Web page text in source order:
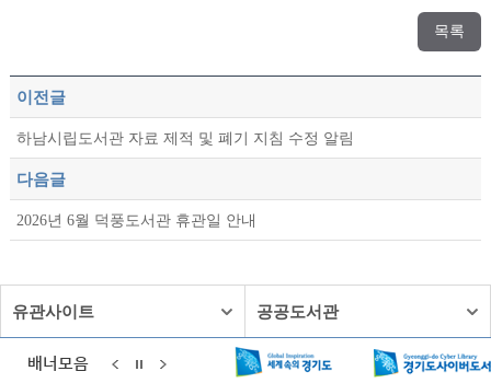
목록
이전글
하남시립도서관 자료 제적 및 폐기 지침 수정 알림
다음글
2026년 6월 덕풍도서관 휴관일 안내
유관사이트 공공도서관
배너모음